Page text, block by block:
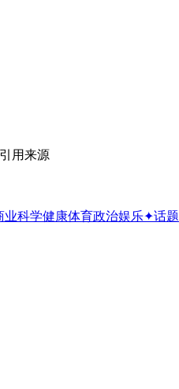
用来源
业科学健康体育政治娱乐✦话题